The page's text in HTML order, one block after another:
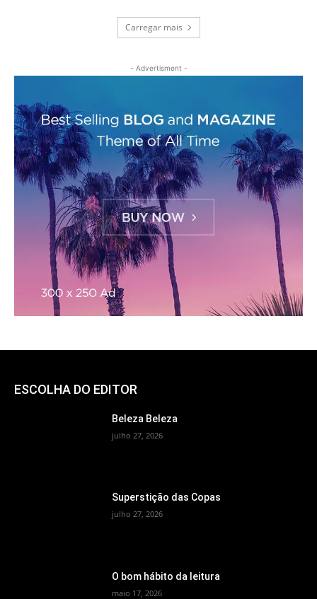
Carregar mais
- Advertisment -
ESCOLHA DO EDITOR
Beleza Beleza
julho 27, 2026
Superstição das Copas
julho 27, 2026
O bom hábito da leitura
maio 17, 2026